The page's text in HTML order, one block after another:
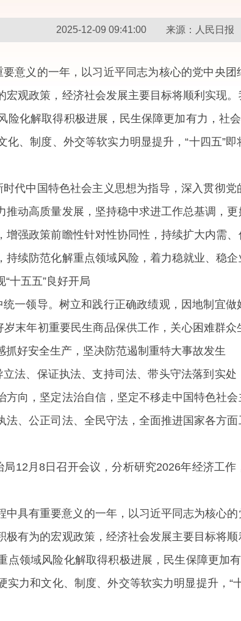
2025-12-09 09:41:00 来源：人民日报
意义的一年，以习近平同志为核心的党中央
宏观政策，经济社会发展主要目标将顺利实现
险化解取得积极进展，民生保障更加有力，社
、制度、外交等软实力明显提升，“十四五”
代中国特色社会主义思想为指导，深入贯彻
推动高质量发展，坚持稳中求进工作总基调，
增强政策前瞻性针对性协同性，持续扩大内需
续防范化解重点领域风险，着力稳就业、稳
十五五”良好开局
一领导。树立和践行正确政绩观，因地制宜
末年初重要民生商品保供工作，关心困难群
好安全生产，坚决防范遏制重特大事故发生
法、保证执法、支持司法、带头守法落到实
向，坚定法治自信，坚定不移走中国特色社
、公正司法、全民守法，全面推进国家各方
12月8日召开会议，分析研究2026年经济工
中具有重要意义的一年，以习近平同志为核心
有为的宏观政策，经济社会发展主要目标将
点领域风险化解取得积极进展，民生保障更加
力和文化、制度、外交等软实力明显提升，“